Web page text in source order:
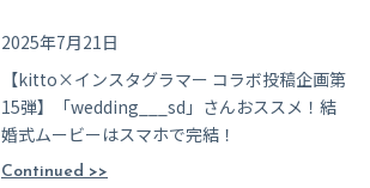
2025年7月21日
【kitto×インスタグラマー コラボ投稿企画第
15弾】「wedding___sd」さんおススメ！結
婚式ムービーはスマホで完結！
Continued >>